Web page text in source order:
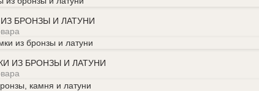
БРОНЗЫ И ЛАТУНИ
ИЗ БРОНЗЫ И ЛАТУНИ
из бронзы и латуни
камня и латуни